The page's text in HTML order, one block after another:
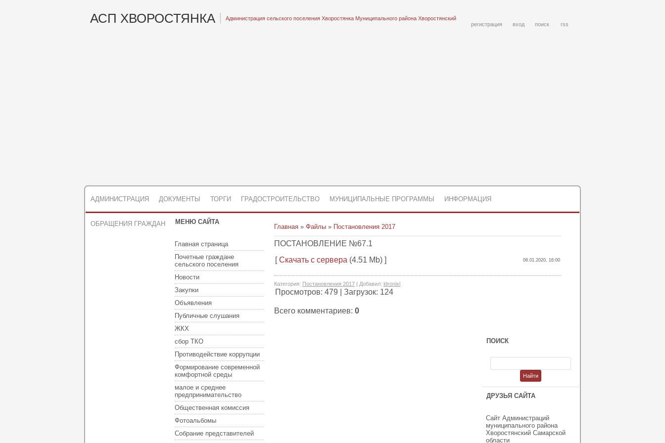
АСП ХВОРОСТЯНКА
Администрация сельского поселения Хворостянка Муниципального района Хворостянский
регистрация
вход поиск rss
АДМИНИСТРАЦИЯ ДОКУМЕНТЫ ТОРГИ ГРАДОСТРОИТЕЛЬСТВО МУНИЦИПАЛЬНЫЕ ПРОГРАММЫ ИНФОРМАЦИЯ
ОБРАЩЕНИЯ ГРАЖДАН МЕНЮ САЙТА
Главная страница
Почетные граждане
сельского поселения
Новости
Закупки
Объявления
Публичные слушания
ЖКХ
сбор ТКО
Противодействие коррупции
Формирование современной
комфортной среды
малое и среднее
предпринимательство
Общественная комиссия
Фотоальбомы
Собрание представителей
Главная » Файлы » Постановления 2017
ПОСТАНОВЛЕНИЕ №67.1
[Скачать с сервера (4.51 Mb) ] 08.01.2020, 16:00
Категория: Постановления 2017 | Добавил: ldronixl
Просмотров: 479 Загрузок: 124
Всего комментариев: 0
ПОИСК
ДРУЗЬЯ САЙТА
Сайт Администраций
муниципального района
Хворостянский Самарской
области